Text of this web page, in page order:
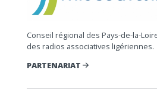
Conseil régional des Pays-de-la-
des radios associatives ligériennes.
PARTENARIAT